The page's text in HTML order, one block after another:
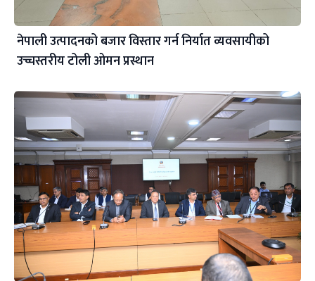
नेपाली उत्पादनको बजार विस्तार गर्न निर्यात व्यवसायीको
उच्चस्तरीय टोली ओमन प्रस्थान